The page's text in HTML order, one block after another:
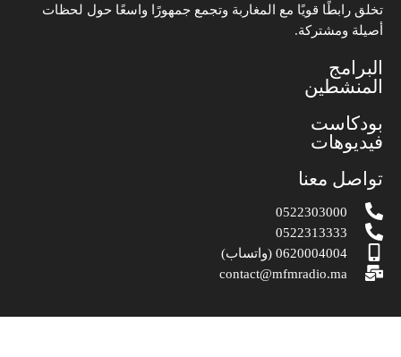
تخلق رابطًا قويًا مع المغاربة وتجمع جمهورًا واسعًا حول لحظات
أصيلة ومشتركة.
البرامج
المنشطين
بودكاست
فيديوهات
تواصل معنا
0522303000
0522313333
0620004004 (واتساب)
contact@mfmradio.ma